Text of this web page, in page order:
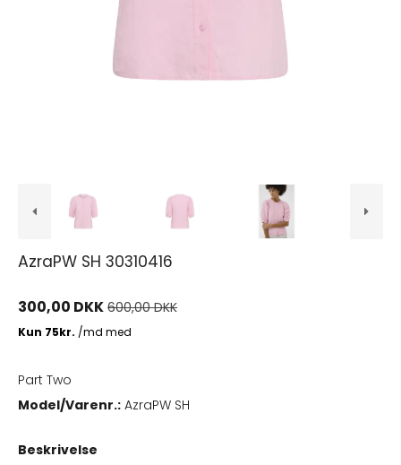
AzraPW SH 30310416
300,00 DKK 600,00 DKK
Part Two
Model/Varenr.: AzraPW SH
Beskrivelse